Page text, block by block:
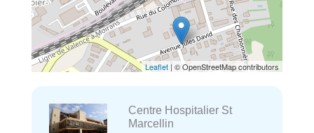
Leaflet | © OpenStreetMap contributors
Centre Hospitalier St
Marcellin